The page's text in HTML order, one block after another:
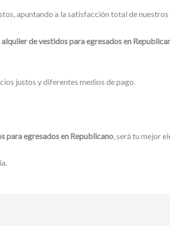
apuntando a la satisfacción total de
alquiler de vestidos para egresadosen
justos y diferentes medios de pago.
para egresadosen Republicano , será tu mejor